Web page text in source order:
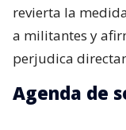
revierta la
a militantes y
perjudica
Agenda de